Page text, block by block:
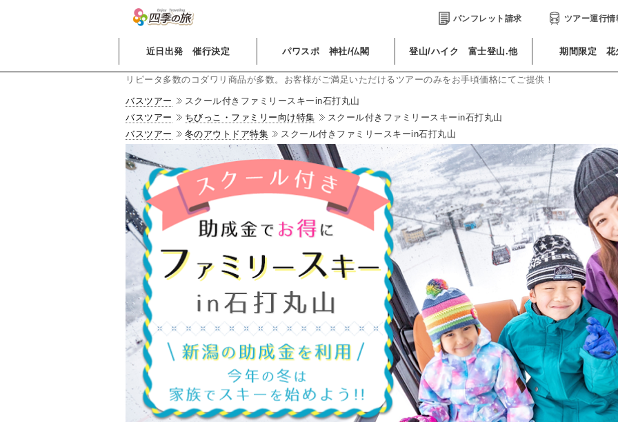
パンフレット請求 ツアー運行情
近日出発 催行決定 パワスポ 神社/仏閣 登山/ハイク 富士登山.他 期間限定 花
リピータ多数のコダワリ商品が多数。お客様がご満足いただけるツアーのみをお手頃価格にてご提供！
バスツアー
スクール付きファミリースキーin石打丸山
バスツアー
ちびっこ・ファミリー向け特集
スクール付きファミリースキーin石打丸山
バスツアー
冬のアウトドア特集 スクール付きファミリースキーin石打丸山